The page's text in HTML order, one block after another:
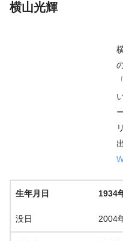
横山光輝
生年月日 1934
没日 2004